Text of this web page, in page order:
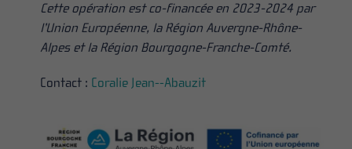
Cette opération est co-financée en 2023-2024 par
l’Union Européenne, la Région Auvergne-Rhône-
Alpes et la Région Bourgogne-Franche-Comté.
Contact : Coralie Jean--Abauzit